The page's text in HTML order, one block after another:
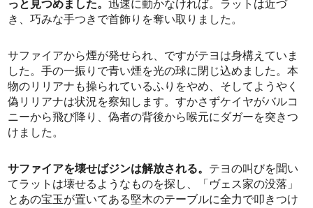
っと見つめました。迅速に動かなければ。ラットは近づ
き、巧みな手つきで首飾りを奪い取りました。
サファイアから煙が発せられ、ですがテヨは身構えていま
した。手の一振りで青い煙を光の球に閉じ込めました。本
物のリリアナも操られているふりをやめ、そしてようやく
偽リリアナは状況を察知します。すかさずケイヤがバルコ
ニーから飛び降り、偽者の背後から喉元にダガーを突きつ
けました。
サファイアを壊せばジンは解放される。 テヨの叫びを聞い
てラットは壊せるようなものを探し、「ヴェス家の没落」
とあの宝玉が置いてある堅木のテーブルに全力で叩きつけ